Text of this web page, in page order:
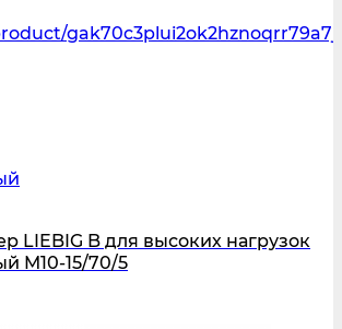
LIEBIG B для высоких нагрузок
M10-15/70/5